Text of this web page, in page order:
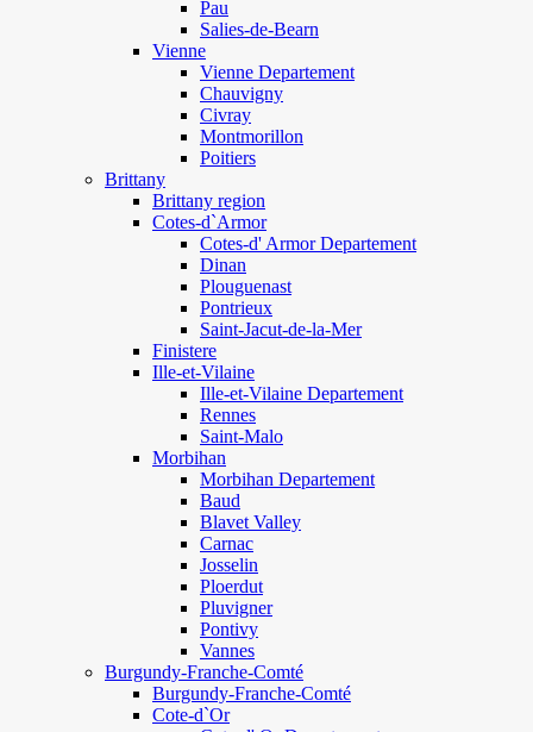
Pau
Salies-de-Bearn
Vienne
Vienne Departement
Chauvigny
Civray
Montmorillon
Poitiers
Brittany
Brittany region
Cotes-d`Armor
Cotes-d' Armor Departement
Dinan
Plouguenast
Pontrieux
Saint-Jacut-de-la-Mer
Finistere
Ille-et-Vilaine
Ille-et-Vilaine Departement
Rennes
Saint-Malo
Morbihan
Morbihan Departement
Baud
Blavet Valley
Carnac
Josselin
Ploerdut
Pluvigner
Pontivy
Vannes
Burgundy-Franche-Comté
Burgundy-Franche-Comté
Cote-d`Or